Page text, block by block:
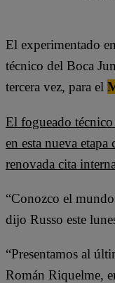
El experimentado
técnico del Boca
tercera vez, para el
El fogueado
en esta nueva
renovada cita
“Conozco el
dijo Russo este
“Presentamos al
Román Riquelme,